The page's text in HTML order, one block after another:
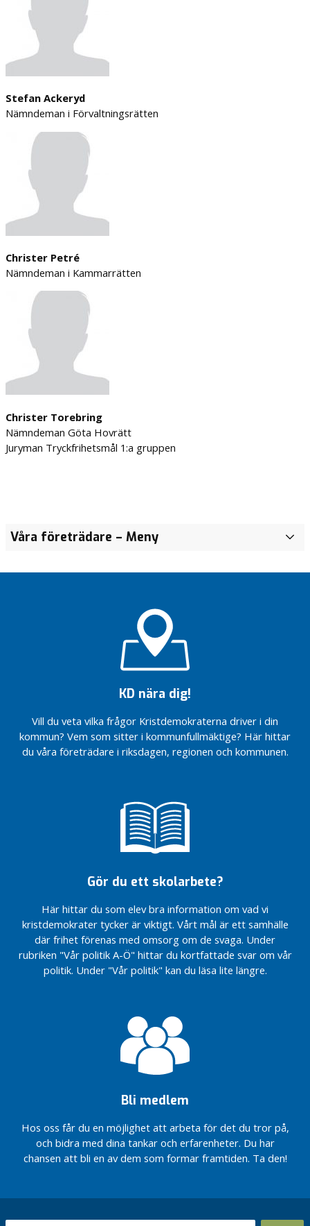
Stefan Ackeryd
Nämndeman i Förvaltningsrätten
Christer Petré
Nämndeman i Kammarrätten
Christer Torebring
Nämndeman Göta Hovrätt
Juryman Tryckfrihetsmål 1:a gruppen
Våra företrädare – Meny
KD nära dig!
Vill du veta vilka frågor Kristdemokraterna driver i din
kommun? Vem som sitter i kommunfullmäktige? Här hittar
du våra företrädare i riksdagen, regionen och kommunen.
Gör du ett skolarbete?
Här hittar du som elev bra information om vad vi
kristdemokrater tycker är viktigt. Vårt mål är ett samhälle
där frihet förenas med omsorg om de svaga. Under
rubriken "Vår politik A-Ö" hittar du kortfattade svar om vår
politik. Under "Vår politik" kan du läsa lite längre.
Bli medlem
Hos oss får du en möjlighet att arbeta för det du tror på,
och bidra med dina tankar och erfarenheter. Du har
chansen att bli en av dem som formar framtiden. Ta den!